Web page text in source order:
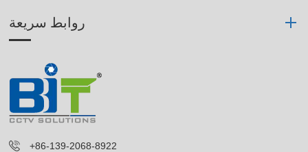
روابط سريعة
+86-139-2068-8922